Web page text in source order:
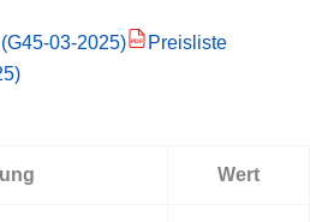
03-2025) PDF
Preisliste
Wert